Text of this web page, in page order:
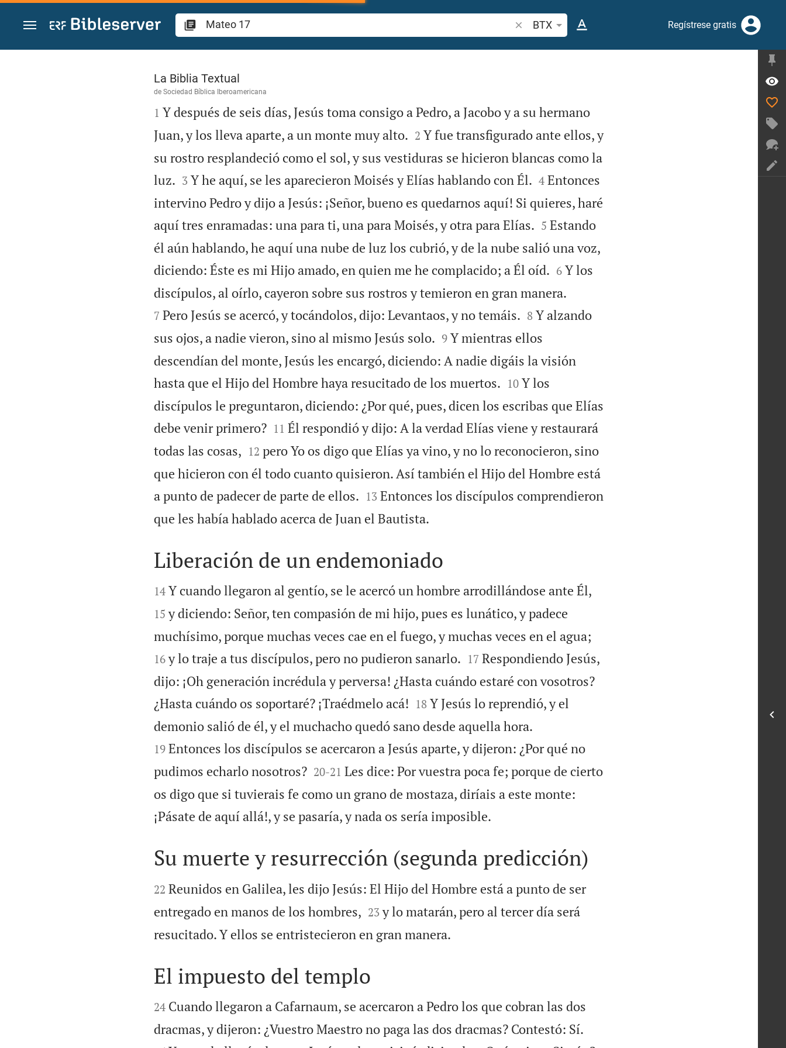
Ir a un contenido
Buscar versículo bíblico o palabra
BTX Regístrese gratis
Mateo 17
La Biblia Textual
de Sociedad Bíblica Iberoamericana

1 Y después de seis días, Jesús toma consigo a Pedro, a Jacobo y a su hermano
Juan, y los lleva aparte, a un monte muy alto.
2 Y fue transfigurado ante ellos, y
su rostro resplandeció como el sol, y sus vestiduras se hicieron blancas como la
luz.
3 Y he aquí, se les aparecieron Moisés y Elías hablando con Él.
4 Entonces
intervino Pedro y dijo a Jesús: ¡Señor, bueno es quedarnos aquí! Si quieres, haré
aquí tres enramadas: una para ti, una para Moisés, y otra para Elías.
5 Estando
él aún hablando, he aquí una nube de luz los cubrió, y de la nube salió una voz,
diciendo: Éste es mi Hijo amado, en quien me he complacido; a Él oíd.
6 Y los
discípulos, al oírlo, cayeron sobre sus rostros y temieron en gran manera.
7 Pero Jesús se acercó, y tocándolos, dijo: Levantaos, y no temáis.
8 Y alzando
sus ojos, a nadie vieron, sino al mismo Jesús solo.
9 Y mientras ellos
descendían del monte, Jesús les encargó, diciendo: A nadie digáis la visión
hasta que el Hijo del Hombre haya resucitado de los muertos.
10 Y los
discípulos le preguntaron, diciendo: ¿Por qué, pues, dicen los escribas que Elías
debe venir primero?
11 Él respondió y dijo: A la verdad Elías viene y restaurará
todas las cosas,
12 pero Yo os digo que Elías ya vino, y no lo reconocieron, sino
que hicieron con él todo cuanto quisieron. Así también el Hijo del Hombre está
a punto de padecer de parte de ellos.
13 Entonces los discípulos comprendieron
que les había hablado acerca de Juan el Bautista.

Liberación de un endemoniado

14 Y cuando llegaron al gentío, se le acercó un hombre arrodillándose ante Él,
15 y diciendo: Señor, ten compasión de mi hijo, pues es lunático, y padece
muchísimo, porque muchas veces cae en el fuego, y muchas veces en el agua;
16 y lo traje a tus discípulos, pero no pudieron sanarlo.
17 Respondiendo Jesús,
dijo: ¡Oh generación incrédula y perversa! ¿Hasta cuándo estaré con vosotros?
¿Hasta cuándo os soportaré? ¡Traédmelo acá!
18 Y Jesús lo reprendió, y el
demonio salió de él, y el muchacho quedó sano desde aquella hora.
19 Entonces los discípulos se acercaron a Jesús aparte, y dijeron: ¿Por qué no
pudimos echarlo nosotros?
20-21 Les dice: Por vuestra poca fe; porque de cierto
os digo que si tuvierais fe como un grano de mostaza, diríais a este monte:
¡Pásate de aquí allá!, y se pasaría, y nada os sería imposible.

Su muerte y resurrección (segunda predicción)

22 Reunidos en Galilea, les dijo Jesús: El Hijo del Hombre está a punto de ser
entregado en manos de los hombres, 

23 y lo matarán, pero al tercer día será
resucitado. Y ellos se entristecieron en gran manera.

El impuesto del templo

24 Cuando llegaron a Cafarnaum, se acercaron a Pedro los que cobran las dos
dracmas, y dijeron: ¿Vuestro Maestro no paga las dos dracmas? Contestó: Sí.